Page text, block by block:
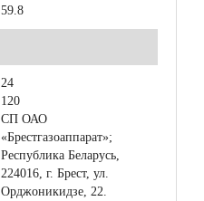
59.8
24
120
СП ОАО
«Брестгазоаппарат»;
Республика Беларусь,
224016, г. Брест, ул.
Орджоникидзе, 22.